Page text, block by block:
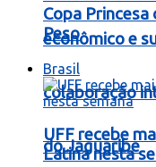
econômico e
colaboração
do Jaguaribe
Copa
Peso
Brasil
UFF recebe
Latina nesta